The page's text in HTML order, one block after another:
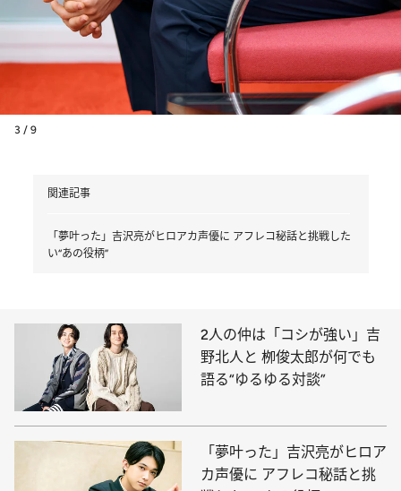
3 / 9
関連記事
「夢叶った」吉沢亮がヒロアカ声優に アフレコ秘話と挑戦した
い“あの役柄”
2人の仲は「コシが強い」吉
野北人と 栁俊太郎が何でも
語る“ゆるゆる対談”
「夢叶った」吉沢亮がヒロア
カ声優に アフレコ秘話と挑